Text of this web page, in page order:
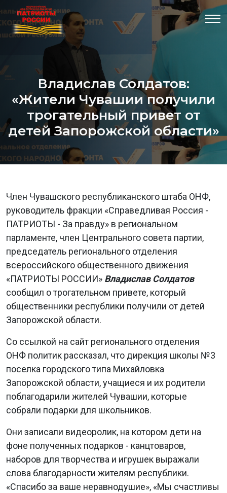
Владислав Солдатов:
«Жители Чувашии получили
трогательный привет от
детей Запорожской области»
Член Чувашского республиканского штаба ОНФ,
руководитель фракции «Справедливая Россия -
ПАТРИОТЫ - За правду» в региональном
парламенте, член Центрального совета партии,
председатель регионального отделения
всероссийского общественного движения
«ПАТРИОТЫ РОССИИ» Владислав Солдатов
сообщил о трогательном привете, который
общественники республики получили от детей
Запорожской области.
Со ссылкой на сайт регионального отделения
ОНФ политик рассказал, что дирекция школы №3
поселка городского типа Михайловка
Запорожской области, учащиеся и их родители
поблагодарили жителей Чувашии, которые
собрали подарки для школьников.
Они записали видеоролик, на котором дети на
фоне полученных подарков - канцтоваров,
наборов для творчества и игрушек выражали
слова благодарности жителям республики.
«Спасибо за ваше неравнодушие», «Мы счастливы